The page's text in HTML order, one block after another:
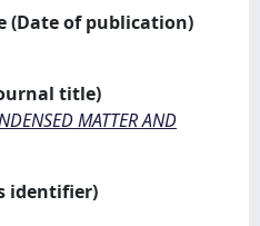
(Date of publication)
title)
MATTER AND
identifier)